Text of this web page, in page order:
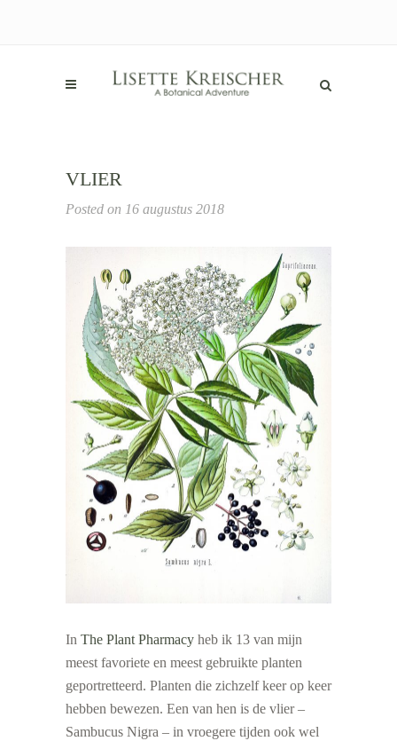
VLIER
Posted on 16 augustus 2018
In The Plant Pharmacy heb ik 13 van mijn
meest favoriete en meest gebruikte planten
geportretteerd. Planten die zichzelf keer op keer
hebben bewezen. Een van hen is de vlier –
Sambucus Nigra – in vroegere tijden ook wel